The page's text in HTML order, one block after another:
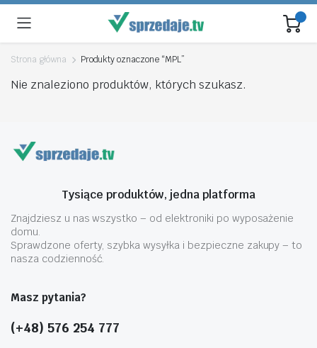
Strona główna Produkty oznaczone “MPL”
Nie znaleziono produktów, których szukasz.
Tysiące produktów, jedna platforma
Znajdziesz u nas wszystko – od elektroniki po wyposażenie
domu.
Sprawdzone oferty, szybka wysyłka i bezpieczne zakupy – to
nasza codzienność.
Masz pytania?
(+48) 576 254 777